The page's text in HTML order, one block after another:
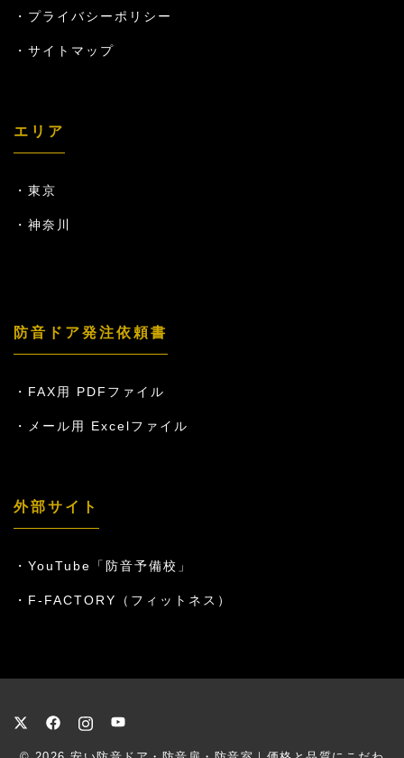
プライバシーポリシー
サイトマップ
エリア
東京
神奈川
防音ドア発注依頼書
FAX用 PDFファイル
メール用 Excelファイル
外部サイト
YouTube「防音予備校」
F-FACTORY（フィットネス）